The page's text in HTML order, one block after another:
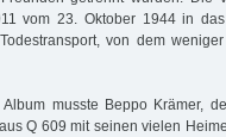
vom 23. Oktober 1944 in
von dem
musste Beppo Krämer,
Q 609 mit seinen vielen